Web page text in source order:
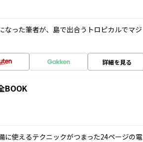
った筆者が、島で出合うトロピカルでマジ
詳細を見る
BOOK
使えるテクニックがつまった24ページの電